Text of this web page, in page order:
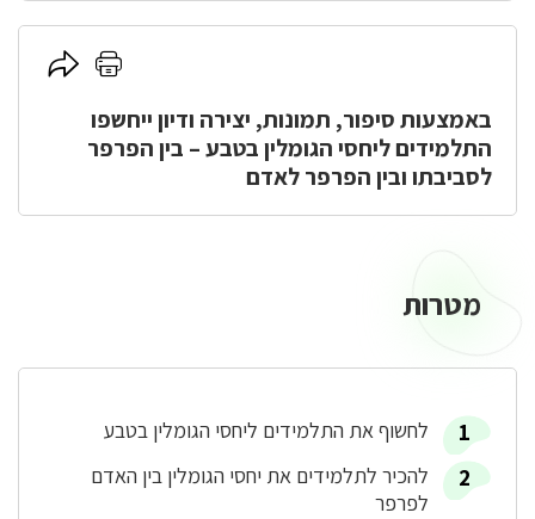
לחץ
להדפסה
לחץ
באמצעות סיפור, תמונות, יצירה ודיון ייחשפו
התלמידים ליחסי הגומלין בטבע – בין הפרפר
לסביבתו ובין הפרפר לאדם
מטרותמטרות
לחשוף את התלמידים ליחסי הגומלין בטבע
להכיר לתלמידים את יחסי הגומלין בין האדם
לפרפר